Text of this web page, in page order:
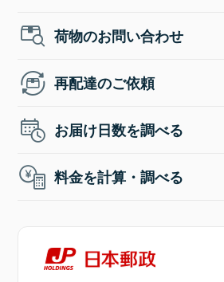
荷物のお問い合わせ
再配達のご依頼
お届け日数を調べる
料金を計算・調べる